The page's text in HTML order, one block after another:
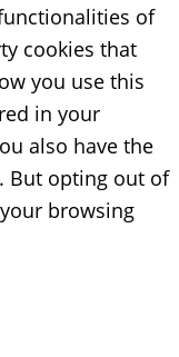
of
cookies that
you use this
in your
also have the
But opting out of
browsing